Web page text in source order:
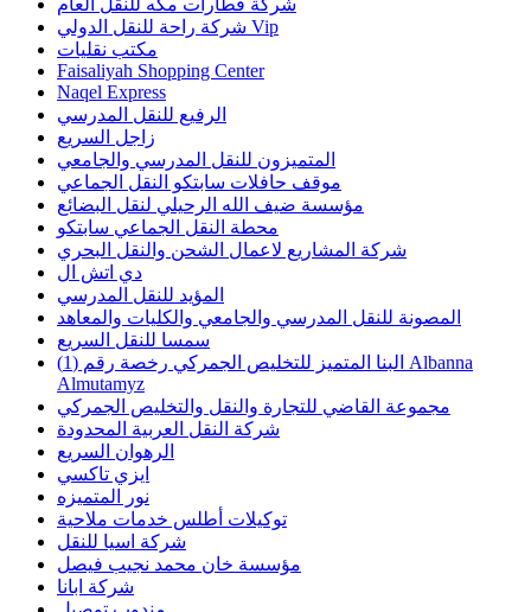
شركة راحة للنقل الدولي Vip
مكتب نقليات
Faisaliyah Shopping Center
Naqel Express
الرفيع للنقل المدرسي
زاجل السريع
المتميزون للنقل المدرسي والجامعي
موقف حافلات سابتكو النقل الجماعي
مؤسسة ضيف الله الرحيلي لنقل البضائع
محطة النقل الجماعي سابتكو
شركة المشاريع لاعمال الشحن والنقل البحري
دي اتش ال
المؤيد للنقل المدرسي
المصونة للنقل المدرسي والجامعي والكليات والمعاهد
سمسا للنقل السريع
البنا المتميز للتخليص الجمركي رخصة رقم (1) Albanna
Almutamyz
مجموعة القاضي للتجارة والنقل والتخليص الجمركي
شركة النقل العربية المحدودة
الرهوان السريع
ايزي تاكسي
نور المتميزه
توكيلات أطلس خدمات ملاحية
شركة اسيا للنقل
مؤسسة خان محمد نجيب فيصل
شركة ابانا